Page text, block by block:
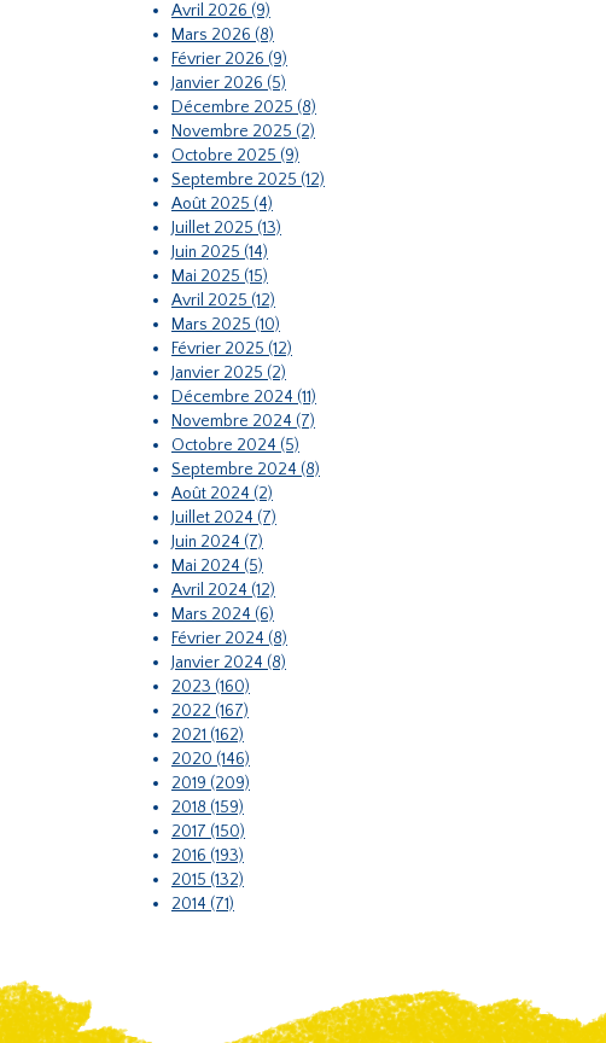
Avril 2026 (9)
Mars 2026 (8)
Février 2026 (9)
Janvier 2026 (5)
Décembre 2025 (8)
Novembre 2025 (2)
Octobre 2025 (9)
Septembre 2025 (12)
Août 2025 (4)
Juillet 2025 (13)
Juin 2025 (14)
Mai 2025 (15)
Avril 2025 (12)
Mars 2025 (10)
Février 2025 (12)
Janvier 2025 (2)
Décembre 2024 (11)
Novembre 2024 (7)
Octobre 2024 (5)
Septembre 2024 (8)
Août 2024 (2)
Juillet 2024 (7)
Juin 2024 (7)
Mai 2024 (5)
Avril 2024 (12)
Mars 2024 (6)
Février 2024 (8)
Janvier 2024 (8)
2023 (160)
2022 (167)
2021 (162)
2020 (146)
2019 (209)
2018 (159)
2017 (150)
2016 (193)
2015 (132)
2014 (71)